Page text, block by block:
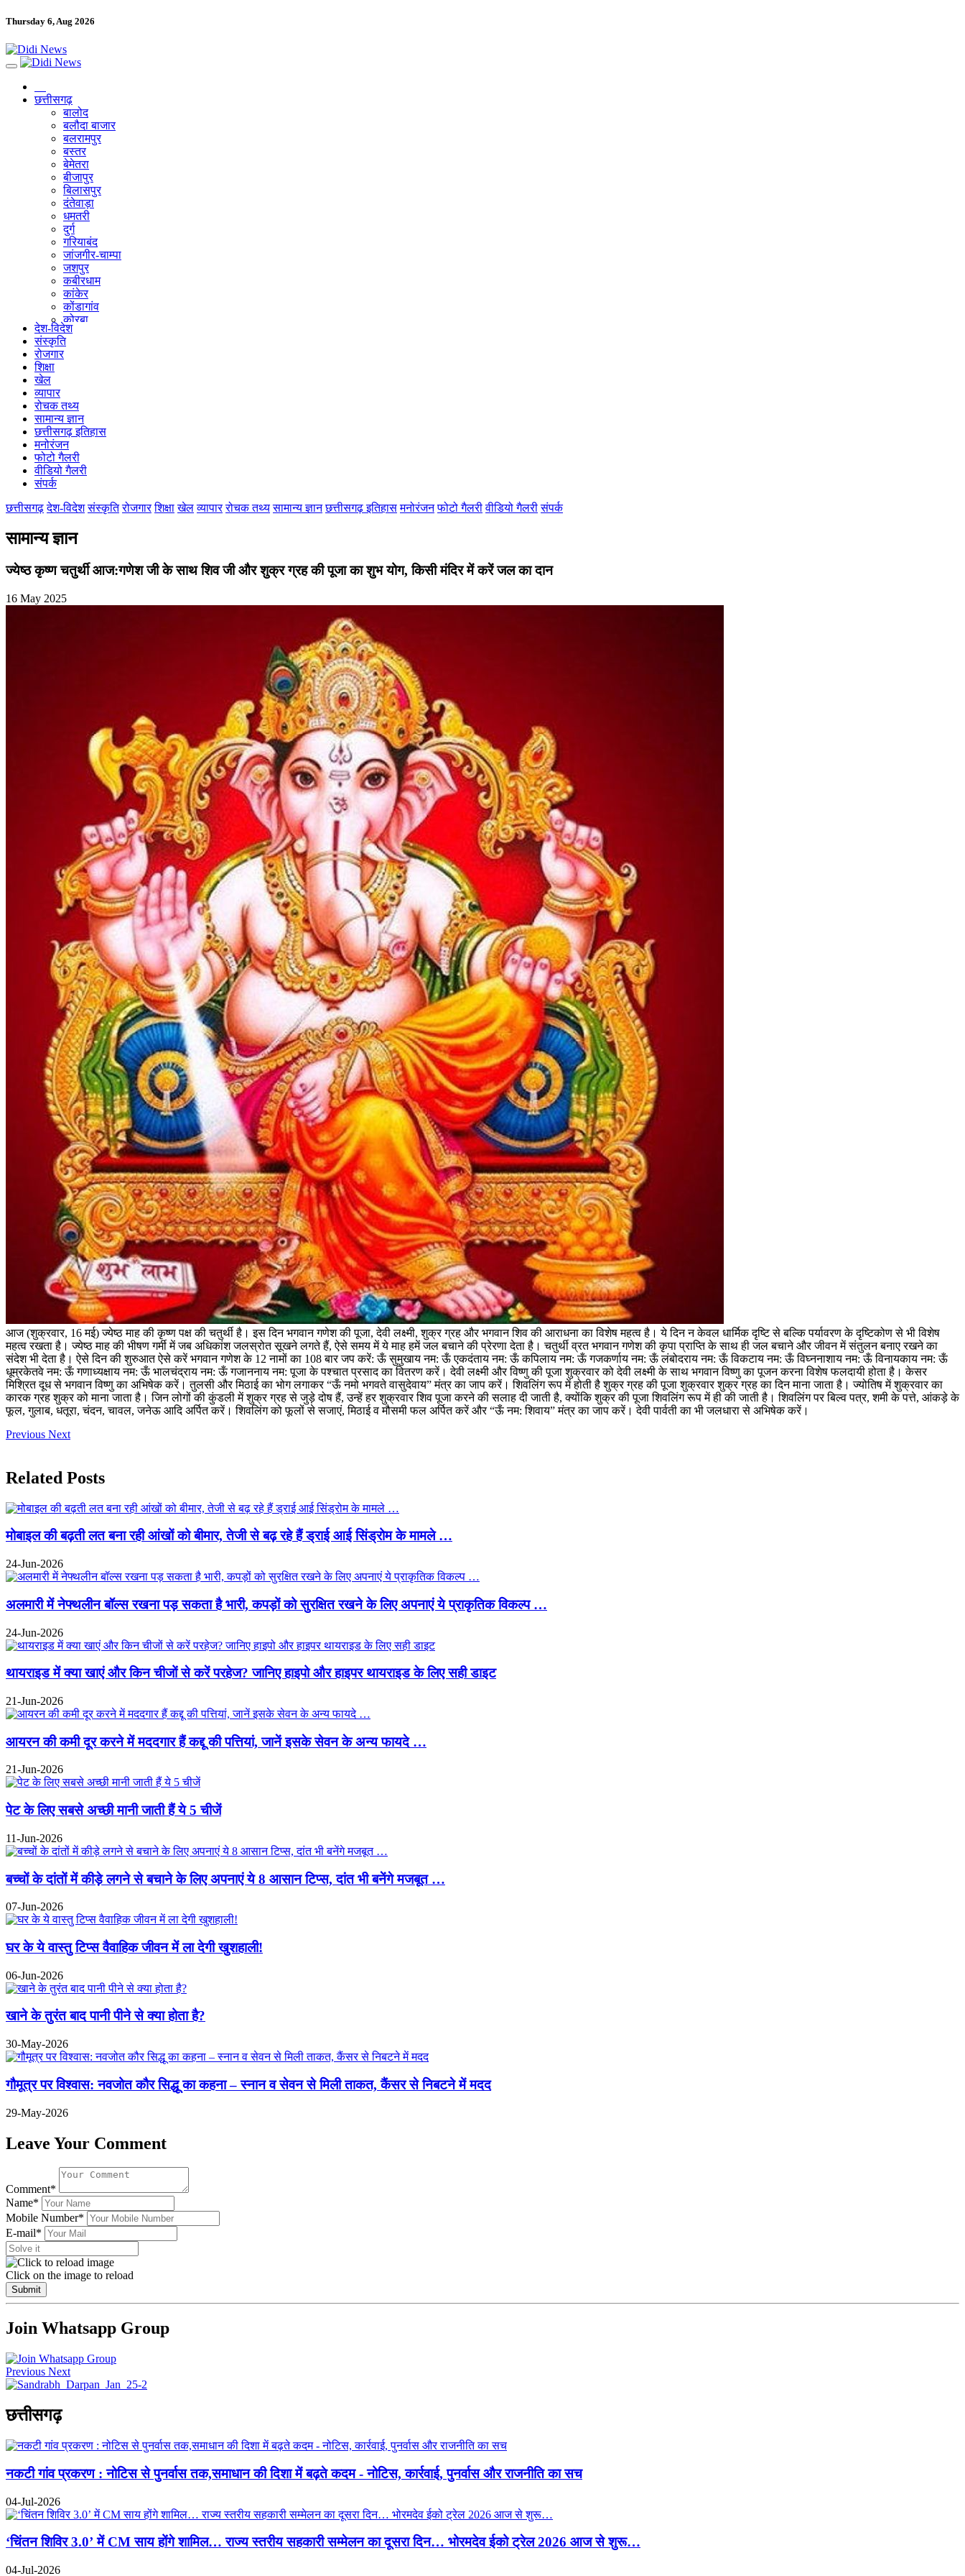
Thursday 6, Aug 2026
छत्तीसगढ़
बालोद
बलौदा बाजार
बलरामपुर
बस्तर
बेमेतरा
बीजापुर
बिलासपुर
दंतेवाड़ा
धमतरी
दुर्ग
गरियाबंद
जांजगीर-चाम्पा
जशपुर
कबीरधाम
कांकेर
कोंडागांव
कोरबा
कोरिया
महासमुंद
मुंगेली
राजनांदगांव
सुकमा
सूरजपुर
सरगुजा
गौरेला पेंड्रा मरवाही
खैरागढ़-छुईखदान-गंडई
सारंगढ़-बिलाईगढ़
मनेन्द्रगढ़ – चिरिमिरी – भरतपुर
देश-विदेश
संस्कृति
रोजगार
शिक्षा
खेल
व्यापार
रोचक तथ्य
सामान्य ज्ञान
छत्तीसगढ़ इतिहास
मनोरंजन
फोटो गैलरी
वीडियो गैलरी
संपर्क
छत्तीसगढ़ देश-विदेश संस्कृति रोजगार शिक्षा खेल व्यापार रोचक तथ्य सामान्य ज्ञान छत्तीसगढ़ इतिहास मनोरंजन फोटो गैलरी वीडियो गैलरी संपर्क
सामान्य ज्ञान
ज्येष्ठ कृष्ण चतुर्थी आज:गणेश जी के साथ शिव जी और शुक्र ग्रह की पूजा का शुभ योग, किसी मंदिर में करें जल का दान
16 May 2025
आज (शुक्रवार, 16 मई) ज्येष्ठ माह की कृष्ण पक्ष की चतुर्थी है। इस दिन भगवान गणेश की पूजा, देवी लक्ष्मी, शुक्र ग्रह और भगवान शिव की आराधना का विशेष महत्व है। ये दिन न केवल धार्मिक दृष्टि से बल्कि पर्यावरण के दृष्टिकोण से भी विशेष
महत्व रखता है। ज्येष्ठ माह की भीषण गर्मी में जब अधिकांश जलस्रोत सूखने लगते हैं, ऐसे समय में ये माह हमें जल बचाने की प्रेरणा देता है। चतुर्थी व्रत भगवान गणेश की कृपा प्राप्ति के साथ ही जल बचाने और जीवन में संतुलन बनाए रखने का
संदेश भी देता है। ऐसे दिन की शुरुआत ऐसे करें भगवान गणेश के 12 नामों का 108 बार जप करें: ऊँ सुमुखाय नम: ऊँ एकदंताय नम: ऊँ कपिलाय नम: ऊँ गजकर्णाय नम: ऊँ लंबोदराय नम: ऊँ विकटाय नम: ऊँ विघ्ननाशाय नम: ऊँ विनायकाय नम: ऊँ
धूम्रकेतवे नम: ऊँ गणाध्यक्षाय नम: ऊँ भालचंद्राय नम: ऊँ गजाननाय नम: पूजा के पश्चात प्रसाद का वितरण करें। देवी लक्ष्मी और विष्णु की पूजा शुक्रवार को देवी लक्ष्मी के साथ भगवान विष्णु का पूजन करना विशेष फलदायी होता है। केसर
मिश्रित दूध से भगवान विष्णु का अभिषेक करें। तुलसी और मिठाई का भोग लगाकर “ऊँ नमो भगवते वासुदेवाय” मंत्र का जाप करें। शिवलिंग रूप में होती है शुक्र ग्रह की पूजा शुक्रवार शुक्र ग्रह का दिन माना जाता है। ज्योतिष में शुक्रवार का
कारक ग्रह शुक्र को माना जाता है। जिन लोगों की कुंडली में शुक्र ग्रह से जुड़े दोष हैं, उन्हें हर शुक्रवार शिव पूजा करने की सलाह दी जाती है, क्योंकि शुक्र की पूजा शिवलिंग रूप में ही की जाती है। शिवलिंग पर बिल्व पत्र, शमी के पत्ते, आंकड़े के
फूल, गुलाब, धतूरा, चंदन, चावल, जनेऊ आदि अर्पित करें। शिवलिंग को फूलों से सजाएं, मिठाई व मौसमी फल अर्पित करें और “ऊँ नम: शिवाय” मंत्र का जाप करें। देवी पार्वती का भी जलधारा से अभिषेक करें।
Previous Next
Related Posts
मोबाइल की बढ़ती लत बना रही आंखों को बीमार, तेजी से बढ़ रहे हैं ड्राई आई सिंड्रोम के मामले …
24-Jun-2026
अलमारी में नेफ्थलीन बॉल्स रखना पड़ सकता है भारी, कपड़ों को सुरक्षित रखने के लिए अपनाएं ये प्राकृतिक विकल्प …
24-Jun-2026
थायराइड में क्या खाएं और किन चीजों से करें परहेज? जानिए हाइपो और हाइपर थायराइड के लिए सही डाइट
21-Jun-2026
आयरन की कमी दूर करने में मददगार हैं कद्दू की पत्तियां, जानें इसके सेवन के अन्य फायदे …
21-Jun-2026
पेट के लिए सबसे अच्छी मानी जाती हैं ये 5 चीजें
11-Jun-2026
बच्चों के दांतों में कीड़े लगने से बचाने के लिए अपनाएं ये 8 आसान टिप्स, दांत भी बनेंगे मजबूत …
07-Jun-2026
घर के ये वास्तु टिप्स वैवाहिक जीवन में ला देगी खुशहाली!
06-Jun-2026
खाने के तुरंत बाद पानी पीने से क्या होता है?
30-May-2026
गौमूत्र पर विश्वास: नवजोत कौर सिद्धू का कहना – स्नान व सेवन से मिली ताकत, कैंसर से निबटने में मदद
29-May-2026
Leave Your Comment
Comment*
Name*
Mobile Number*
E-mail*
Click on the image to reload
Submit
Join Whatsapp Group
Previous Next
छत्तीसगढ़
नकटी गांव प्रकरण : नोटिस से पुनर्वास तक,समाधान की दिशा में बढ़ते कदम - नोटिस, कार्रवाई, पुनर्वास और राजनीति का सच
04-Jul-2026
‘चिंतन शिविर 3.0’ में CM साय होंगे शामिल… राज्य स्तरीय सहकारी सम्मेलन का दूसरा दिन… भोरमदेव ईको ट्रेल 2026 आज से शुरू…
04-Jul-2026